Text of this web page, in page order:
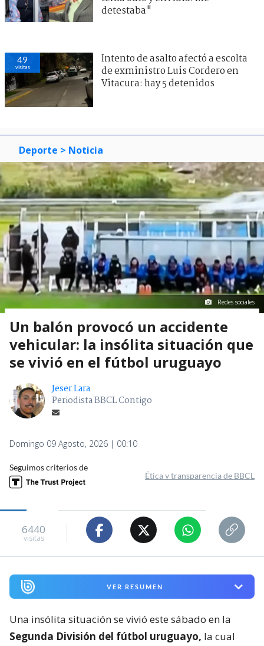
detestaba"
49
visitas
Intento de asalto afectó a escolta
de exministro Luis Cordero en
Vitacura: hay 5 detenidos
Deporte > Noticia
Redes sociales
Un balón provocó un accidente
vehicular: la insólita situación que
se vivió en el fútbol uruguayo
Jeser Lara
Periodista BBCL Contigo
Domingo 09 Agosto, 2026 | 00:10
Seguimos criterios de
Ética y transparencia de BBCL
6440
visitas
VER RESUMEN
Una insólita situación se vivió este sábado en la
Segunda División del fútbol uruguayo, la cual